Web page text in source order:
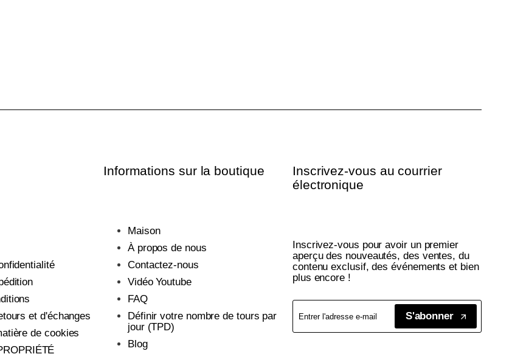
et d'échanges
de cookies
Informations sur la boutique
Maison
À propos de nous
Contactez-nous
Vidéo Youtube
FAQ
Définir votre nombre de tours par
jour (TPD)
Blog
Inscrivez-vous au courrier
électronique
Inscrivez-vous pour avoir un premier
aperçu des nouveautés, des ventes, du
contenu exclusif, des événements et bien
plus encore !
S'abonner